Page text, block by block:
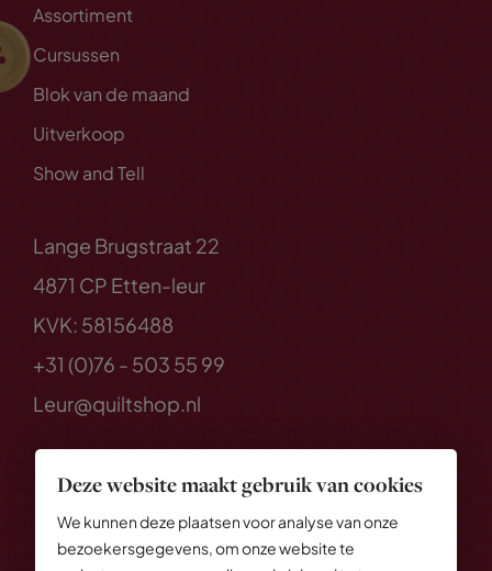
Deze website maakt gebruik van cookies
We kunnen deze plaatsen voor analyse van onze
bezoekersgegevens, om onze website te
Assortiment
Cursussen
Blok van de maand
Uitverkoop
Show and Tell
Lange Brugstraat 22
4871 CP Etten-leur
KVK: 58156488
+31 (0)76 - 503 55 99
Leur@quiltshop.nl